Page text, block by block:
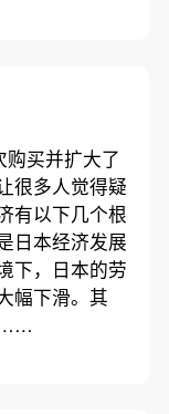
购买并扩大了
很多人觉得疑
有以下几个根
日本经济发展
下，日本的劳
幅下滑。其
……